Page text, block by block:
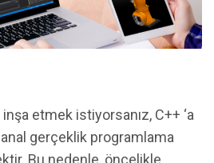
etmek istiyorsanız, C++ ‘a
gerçeklik programlama
Bu nedenle, öncelikle